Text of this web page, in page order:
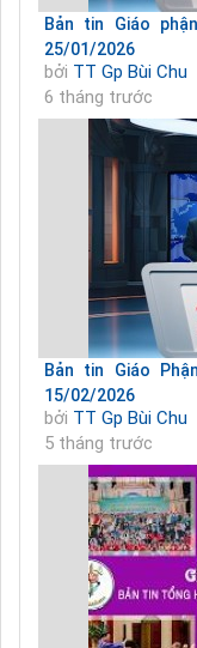
Bản tin Giáo
25/01/2026
bởi TT Gp Bùi Chu
6 tháng trước
Bản tin Giáo
15/02/2026
bởi TT Gp Bùi Chu
5 tháng trước